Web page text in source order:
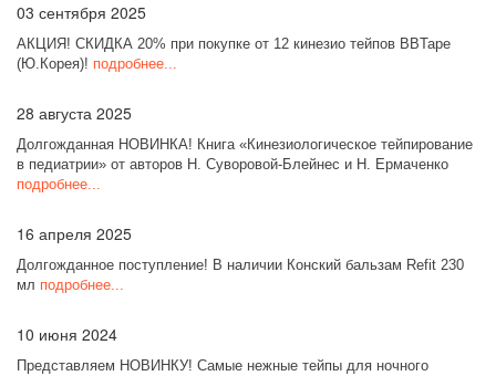
03 сентября 2025
АКЦИЯ! СКИДКА 20% при покупке от 12 кинезио тейпов BBTape
(Ю.Корея)! подробнее...
28 августа 2025
Долгожданная НОВИНКА! Книга «Кинезиологическое тейпирование
в педиатрии» от авторов Н. Суворовой-Блейнес и Н. Ермаченко
подробнее...
16 апреля 2025
Долгожданное поступление! В наличии Конский бальзам Refit 230
мл подробнее...
10 июня 2024
Представляем НОВИНКУ! Самые нежные тейпы для ночного